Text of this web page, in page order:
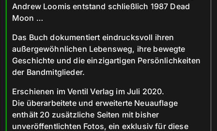
Andrew Loomis entstand schließlich 1987 Dead
Moon …
Das Buch dokumentiert eindrucksvoll ihren
außergewöhnlichen Lebensweg, ihre bewegte
Geschichte und die einzigartigen Persönlichkeiten
der Bandmitglieder.
Erschienen im Ventil Verlag im Juli 2020.
Die überarbeitete und erweiterte Neuauflage
enthält 20 zusätzliche Seiten mit bisher
unveröffentlichten Fotos, ein exklusiv für diese